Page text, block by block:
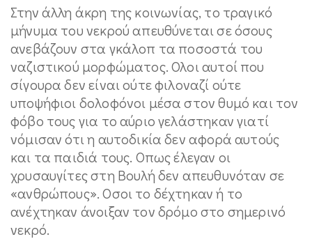
Στην άλλη άκρη της κοινωνίας, το τραγικό
μήνυμα του νεκρού απευθύνεται σε όσους
ανεβάζουν στα γκάλοπ τα ποσοστά του
ναζιστικού μορφώματος. Ολοι αυτοί που
σίγουρα δεν είναι ούτε φιλοναζί ούτε
υποψήφιοι δολοφόνοι μέσα στον θυμό και τον
φόβο τους για το αύριο γελάστηκαν γιατί
νόμισαν ότι η αυτοδικία δεν αφορά αυτούς
και τα παιδιά τους. Οπως έλεγαν οι
χρυσαυγίτες στη Βουλή δεν απευθυνόταν σε
«ανθρώπους». Οσοι το δέχτηκαν ή το
ανέχτηκαν άνοιξαν τον δρόμο στο σημερινό
νεκρό.